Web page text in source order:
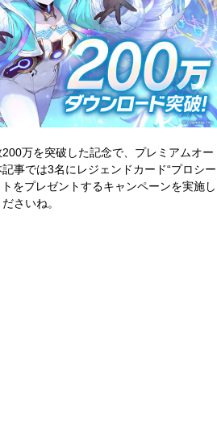
万を突破した記念で、プレミアムオー
事では3名にレジェンドカード“プロシー
をプレゼントするキャンペーンを実施し
さいね。